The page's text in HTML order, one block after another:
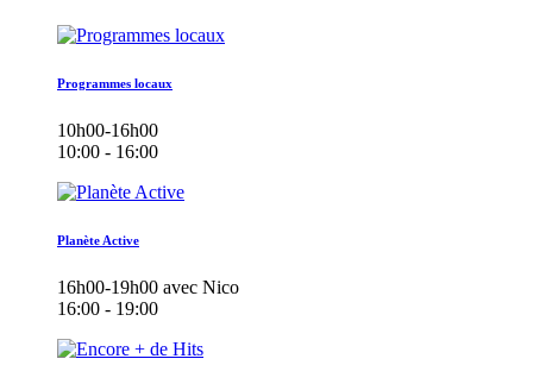
Programmes locaux
10h00-16h00
10:00 - 16:00
Planète Active
16h00-19h00 avec Nico
16:00 - 19:00